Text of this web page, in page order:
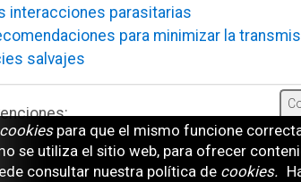
interacciones parasitarias
para minimizar la
salvajes
cookiespara que el mismo funcione
se utiliza el sitio web, para ofrecer
consultar nuestra política de cookies.